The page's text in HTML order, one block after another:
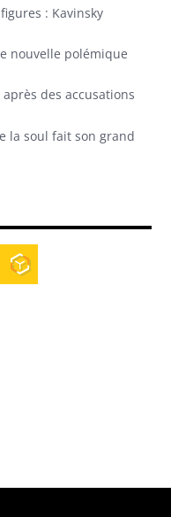
: Kavinsky
nouvelle polémique
des accusations
la soul fait son grand